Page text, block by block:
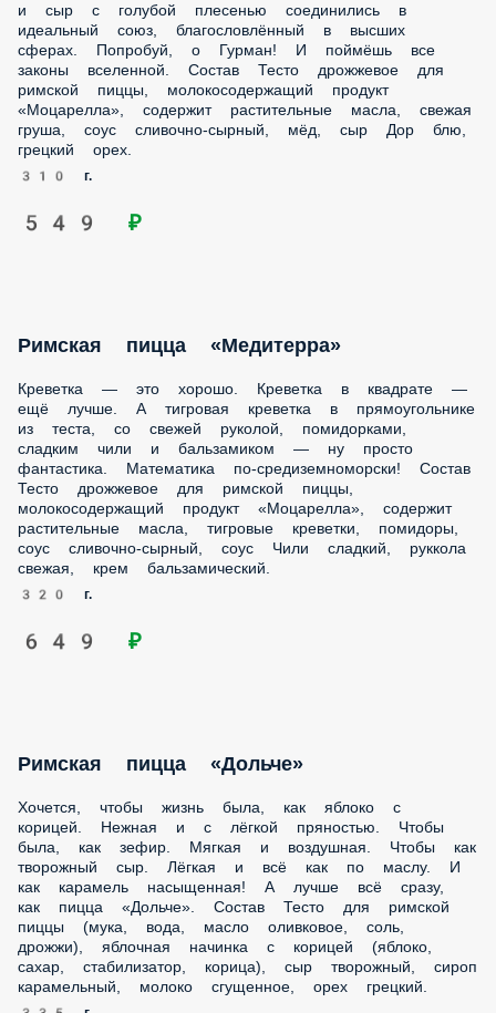
и сыр с голубой плесенью соединились в
идеальный союз, благословлённый в высших
сферах. Попробуй, о Гурман! И поймёшь все
законы вселенной. Состав Тесто дрожжевое для
римской пиццы, молокосодержащий продукт
«Моцарелла», содержит растительные масла, свежая
груша, соус сливочно-сырный, мёд, сыр Дор блю,
грецкий орех.
310 г.
549 ₽
Римская пицца «Медитерра»
Креветка — это хорошо. Креветка в квадрате —
ещё лучше. А тигровая креветка в прямоугольнике
из теста, со свежей руколой, помидорками,
сладким чили и бальзамиком — ну просто
фантастика. Математика по-средиземноморски! Состав
Тесто дрожжевое для римской пиццы,
молокосодержащий продукт «Моцарелла», содержит
растительные масла, тигровые креветки, помидоры,
соус сливочно-сырный, соус Чили сладкий, руккола
свежая, крем бальзамический.
320 г.
649 ₽
Римская пицца «Дольче»
Хочется, чтобы жизнь была, как яблоко с
корицей. Нежная и с лёгкой пряностью. Чтобы
была, как зефир. Мягкая и воздушная. Чтобы как
творожный сыр. Лёгкая и всё как по маслу. И
как карамель насыщенная! А лучше всё сразу,
как пицца «Дольче». Состав Тесто для римской
пиццы (мука, вода, масло оливковое, соль,
дрожжи), яблочная начинка с корицей (яблоко,
сахар, стабилизатор, корица), сыр творожный, сироп
карамельный, молоко сгущенное, орех грецкий.